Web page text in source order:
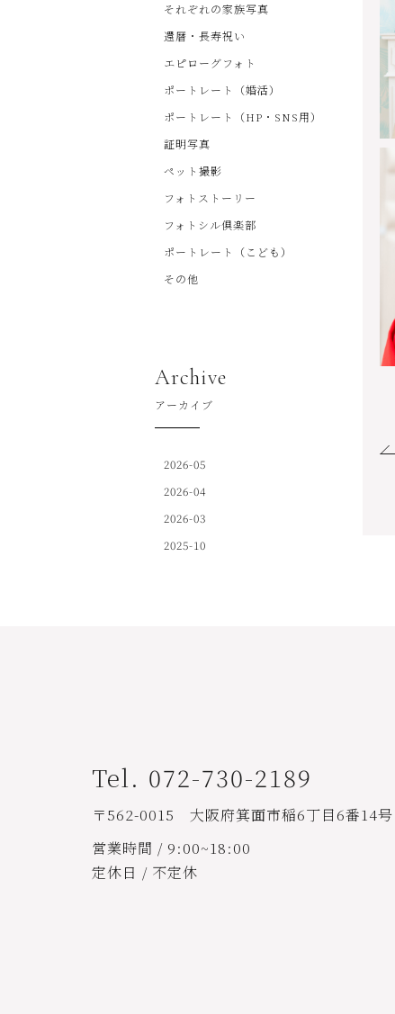
それぞれの家族写真
還暦・長寿祝い
エピローグフォト
ポートレート（婚活）
ポートレート（HP・SNS用）
証明写真
ペット撮影
フォトストーリー
フォトシル倶楽部
ポートレート（こども）
その他
Archive
アーカイブ
2026-05
2026-04
2026-03
2025-10
Tel. 072-730-2189
〒562-0015 大阪府箕面市稲6丁目6番14号
営業時間 / 9:00~18:00
定休日 / 不定休